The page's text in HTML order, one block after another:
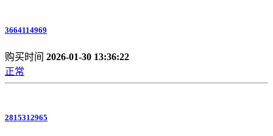
3664114969
购买时间 2026-01-30 13:36:22
正常
2815312965